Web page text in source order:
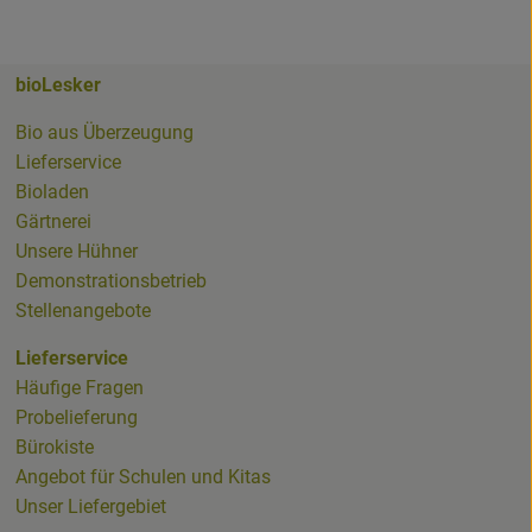
bioLesker
Bio aus Überzeugung
Lieferservice
Bioladen
Gärtnerei
Unsere Hühner
Demonstrationsbetrieb
Stellenangebote
Lieferservice
Häufige Fragen
Probelieferung
Bürokiste
Angebot für Schulen und Kitas
Unser Liefergebiet